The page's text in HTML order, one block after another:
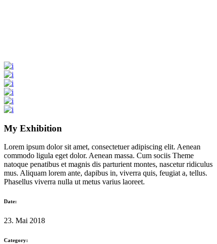
My Exhibition
Lorem ipsum dolor sit amet, consectetuer adipiscing elit. Aenean
commodo ligula eget dolor. Aenean massa. Cum sociis Theme
natoque penatibus et magnis dis parturient montes, nascetur ridiculus
mus. Aliquam lorem ante, dapibus in, viverra quis, feugiat a, tellus.
Phasellus viverra nulla ut metus varius laoreet.
Date:
23. Mai 2018
Category: